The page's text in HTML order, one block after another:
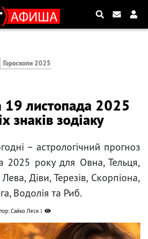
Гороскопи 2025
19 листопада 2025
знаків зодіаку
– астрологічний прогноз
2025 року для Овна, Тельця,
Діви, Терезів, Скорпіона,
Водолія та Риб.
Сайко Леся